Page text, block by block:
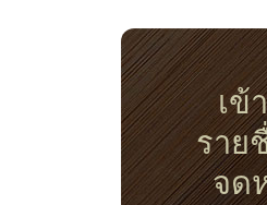
เข้
ราย
จด